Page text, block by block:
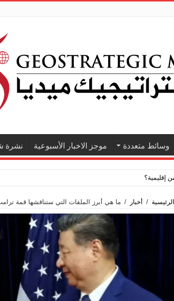
وسائط متعددة موجز الاخبار الأسبوعية نشرة
الرئيسية / أخبار / ما هي أبرز الملفات التي ستناقشها قمة